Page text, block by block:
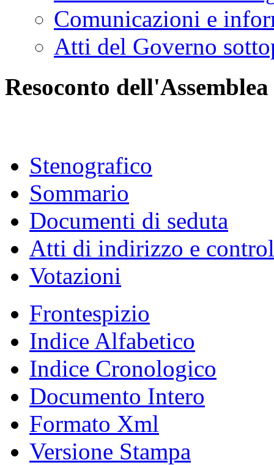
Comunicazioni e
Atti del Governo
Resoconto dell'Assemblea
Stenografico
Sommario
Documenti di seduta
Atti di indirizzo e
Votazioni
Frontespizio
Indice Alfabetico
Indice Cronologico
Documento Intero
Formato Xml
Versione Stampa